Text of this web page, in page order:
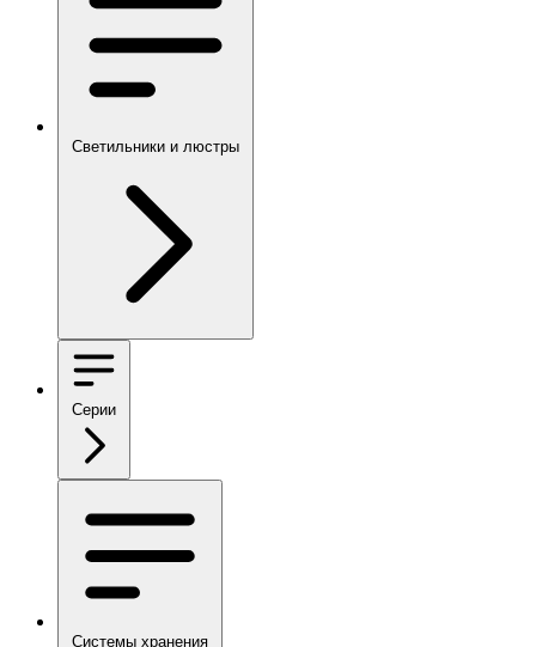
Светильники и люстры
Серии
Системы хранения